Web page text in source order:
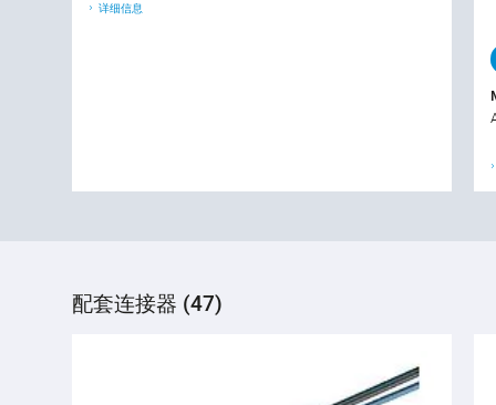
详细信息
配套连接器 (47)